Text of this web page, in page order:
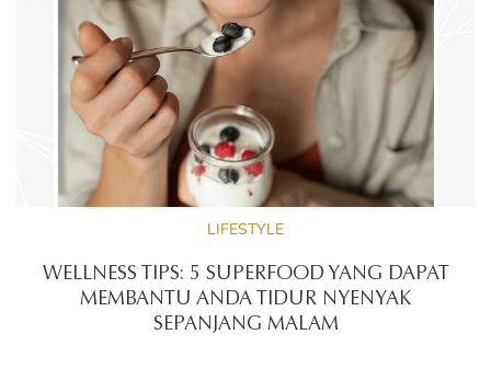
LIFESTYLE
WELLNESS TIPS: 5 SUPERFOOD YANG DAPAT
MEMBANTU ANDA TIDUR NYENYAK
SEPANJANG MALAM